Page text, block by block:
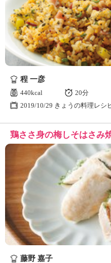
程 一彦
440kcal
20分
2019/10/29 きょうの料理レシ
鶏ささ身の梅しそはさみ
藤野 嘉子